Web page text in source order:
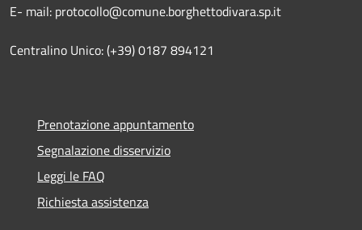
E- mail: protocollo@comune.borghettodivara.sp.it
Centralino Unico: (+39) 0187 894121
Prenotazione appuntamento
Segnalazione disservizio
Leggi le FAQ
Richiesta assistenza